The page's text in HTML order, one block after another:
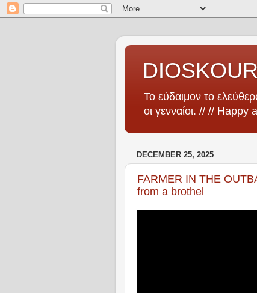
Το εύδαιμον το
οι γενναίοι. // //
DECEMBER 25, 2025
FARMER IN THE
from a brothel